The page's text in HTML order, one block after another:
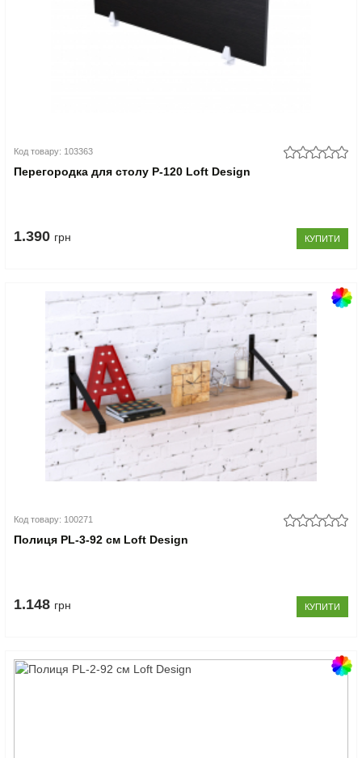
Код товару: 103363
Перегородка для столу P-120 Loft Design
1.390 грн КУПИТИ
Код товару: 100271
Полиця PL-3-92 см Loft Design
1.148 грн КУПИТИ